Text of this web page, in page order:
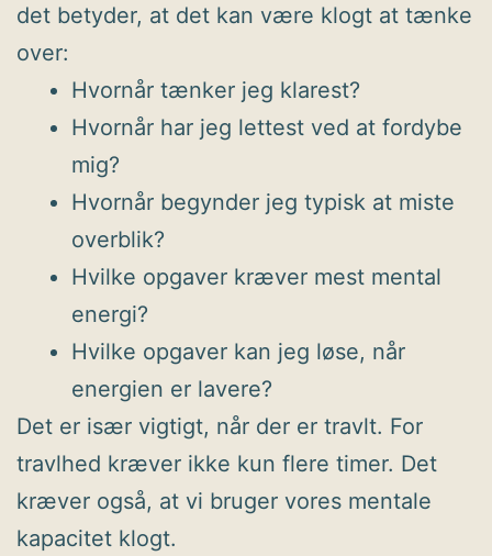
det betyder, at det kan være klogt at tænke
over:
Hvornår tænker jeg klarest?
Hvornår har jeg lettest ved at fordybe
mig?
Hvornår begynder jeg typisk at miste
overblik?
Hvilke opgaver kræver mest mental
energi?
Hvilke opgaver kan jeg løse, når
energien er lavere?
Det er især vigtigt, når der er travlt. For
travlhed kræver ikke kun flere timer. Det
kræver også, at vi bruger vores mentale
kapacitet klogt.